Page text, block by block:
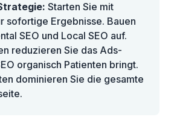
Starten Sie mit
sofortige Ergebnisse. Bauen
SEO und Local SEO auf.
reduzieren Sie das Ads-
organisch Patienten bringt.
dominieren Sie die gesamte